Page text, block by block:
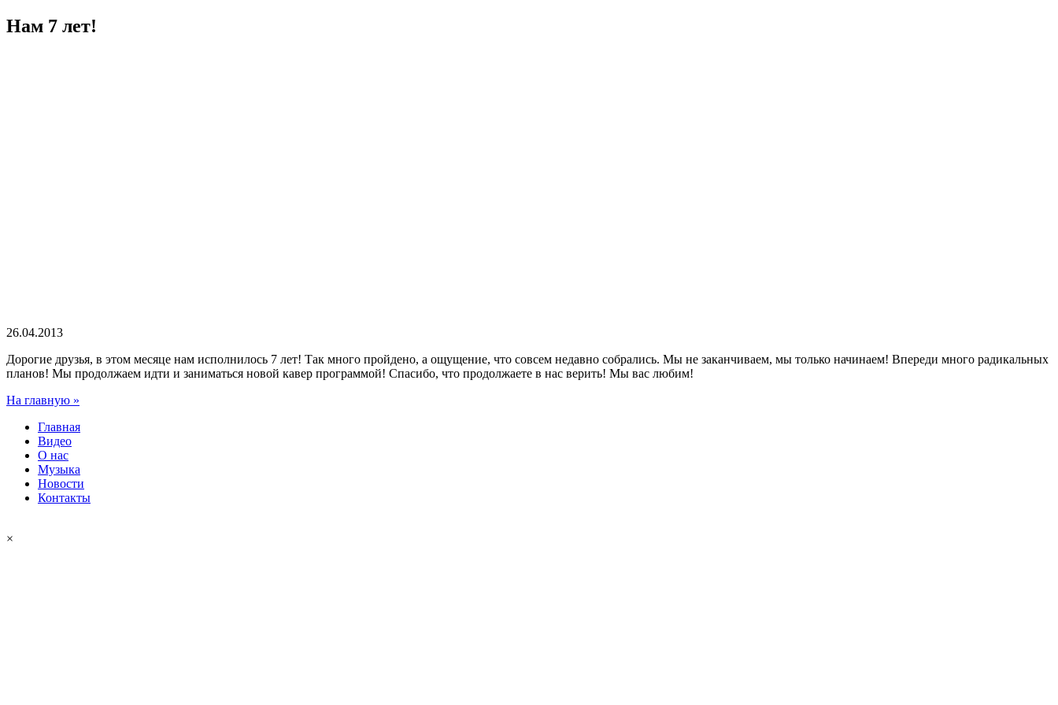
Нам 7 лет!
26.04.2013
Дорогие друзья, в этом месяце нам исполнилось 7 лет! Так много пройдено, а ощущение, что совсем недавно собрались. Мы не заканчиваем, мы только начинаем! Впереди много радикальных
планов! Мы продолжаем идти и заниматься новой кавер программой! Спасибо, что продолжаете в нас верить! Мы вас любим!
На главную »
Главная
Видео
О нас
Музыка
Новости
Контакты
×